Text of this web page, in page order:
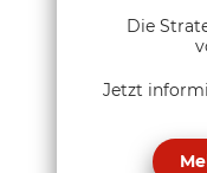
Die
Jetzt